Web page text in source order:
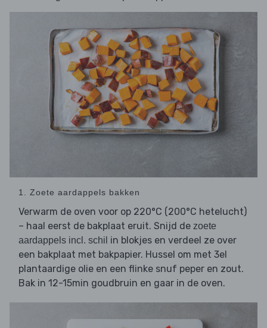
1. Zoete aardappels bakken
Verwarm de oven voor op 220°C (200°C hetelucht)
– haal eerst de bakplaat eruit. Snijd de zoete
aardappels incl. schil in blokjes en verdeel ze over
een bakplaat met bakpapier. Hussel om met 3el
plantaardige olie en een flinke snuf peper en zout.
Bak in 12-15min goudbruin en gaar in de oven.